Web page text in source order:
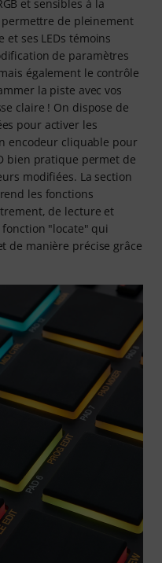
et sensibles à la
de pleinement
ses LEDs témoins
de paramètres
également le contrôle
la piste avec vos
claire ! On dispose de
pour activer les
encodeur cliquable pour
bien pratique permet de
modifiées. La section
les fonctions
de lecture et
"locate" qui
de manière précise grâce